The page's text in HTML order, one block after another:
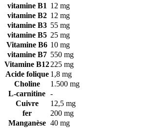
vitamine B1 12 mg
vitamine B2 12 mg
vitamine B3 55 mg
vitamine B5 25 mg
Vitamine B6 10 mg
vitamine B7 550 mg
Vitamine B12225 mg
Acide folique 1,8 mg
Choline
1.500 mg
L-carnitine -
Cuivre
12,5 mg
fer
200 mg
Manganèse 40 mg